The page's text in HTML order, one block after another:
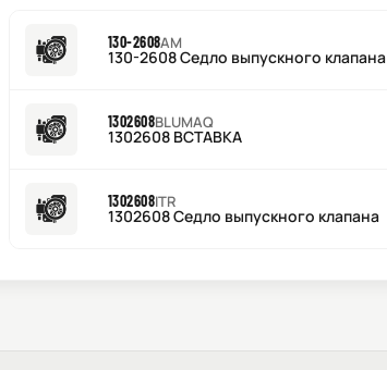
130-2608AM
130-2608 Седло выпускного клапана
1302608BLUMAQ
1302608 ВСТАВКА
1302608ITR
1302608 Седло выпускного клапана